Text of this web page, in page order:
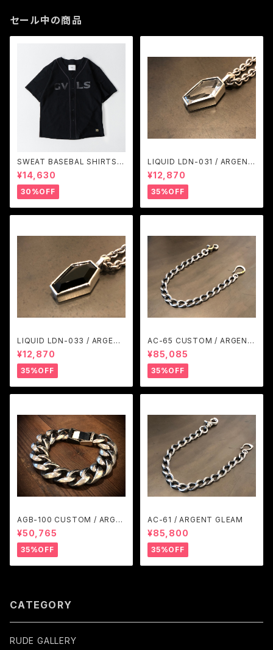
セール中の商品
SWEAT BASEBAL SHIRTS
(BLACK) / GAVIAL
¥14,630
30%OFF
LIQUID LDN-031 / ARGENT
GLEAM
¥12,870
35%OFF
LIQUID LDN-033 / ARGENT
GLEAM
¥12,870
35%OFF
AC-65 CUSTOM / ARGENT
GLEAM
¥85,085
35%OFF
AGB-100 CUSTOM / ARGE
NT GLEAM
¥50,765
35%OFF
AC-61 / ARGENT GLEAM
¥85,800
35%OFF
CATEGORY
RUDE GALLERY